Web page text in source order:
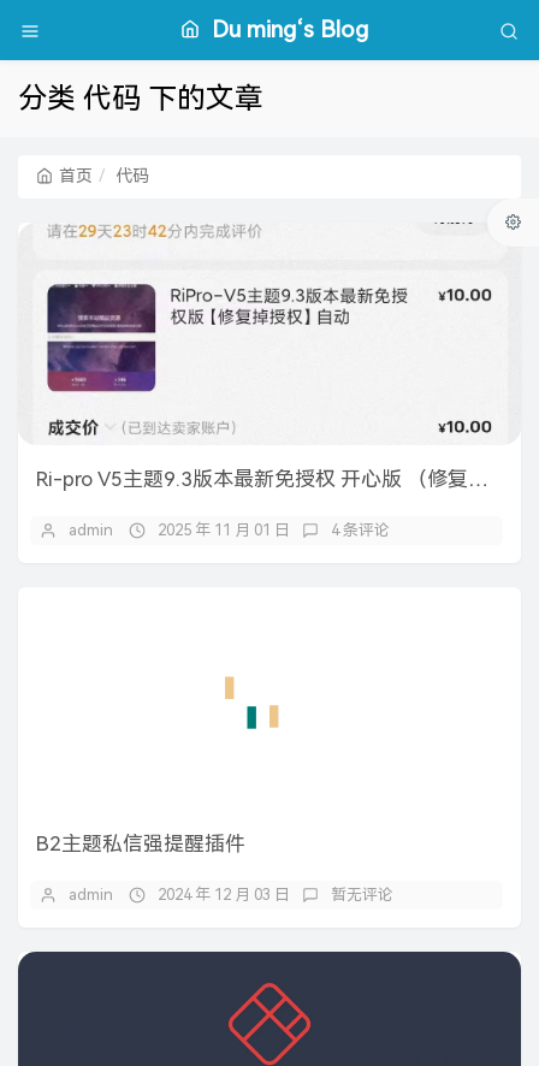
Du ming‘s Blog
分类 代码 下的文章
首页 代码
Ri-pro V5主题9.3版本最新免授权 开心版 （修复掉授权）自动
admin 2025 年 11 月 01 日 4 条评论
B2主题私信强提醒插件
admin 2024 年 12 月 03 日 暂无评论